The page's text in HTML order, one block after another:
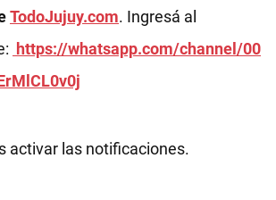
TodoJujuy.com. Ingresá al
https://whatsapp.com/channel/00
activar las notificaciones.